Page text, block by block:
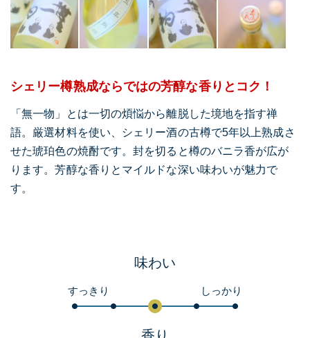
シェリー樽熟成ならではの芳醇な香りとコク！
「無一物」とは一切の煩悩から離脱した境地を指す禅
語。厳選材料を使い、シェリー酒の古樽で5年以上熟成さ
せた琥珀色の焼酎です。封を切ると樽のバニラ香が広が
ります。芳醇な香りとマイルドな深い味わいが魅力で
す。
味わい
すっきり しっかり
香り